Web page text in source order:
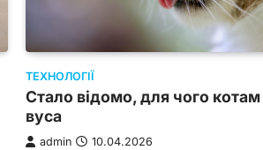
ТЕХНОЛОГІЇ
Стало відомо, для чого котам
вуса
admin 10.04.2026